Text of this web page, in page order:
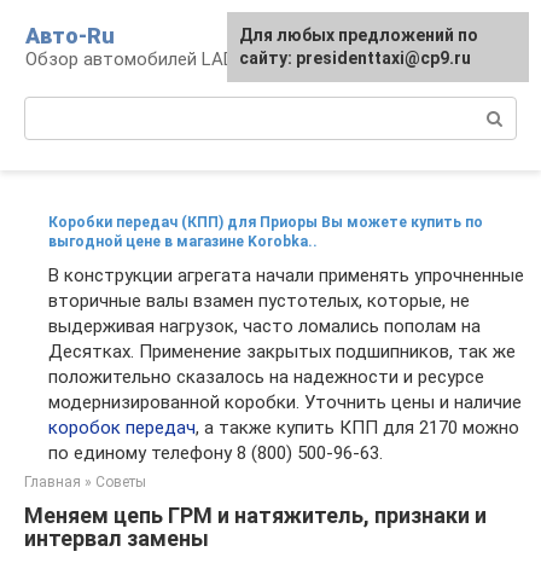
контенту
Авто-Ru
Обзор автомобилей LADA
Коробки передач (КПП) для Приоры Вы можете купить по
выгодной цене в магазине Korobka..
В конструкции агрегата начали применять упрочненные
вторичные валы взамен пустотелых, которые, не
выдерживая нагрузок, часто ломались пополам на
Десятках. Применение закрытых подшипников, так же
положительно сказалось на надежности и ресурсе
модернизированной коробки. Уточнить цены и наличие
коробок передач, а также купить КПП для 2170 можно
по единому телефону 8 (800) 500-96-63.
Главная » Советы
Меняем цепь ГРМ и натяжитель, признаки и
интервал замены
Для любых предложений по
сайту: presidenttaxi@cp9.ru